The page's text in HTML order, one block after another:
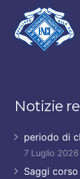
Notizie
periodo di
7 Luglio 2026
Saggi